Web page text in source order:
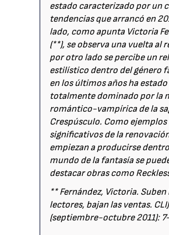
estado caracterizado por un
tendencias que arrancó en
lado, como apunta Victoria
(**), se observa una vuelta al
por otro lado se percibe un
estilístico dentro del género
en los últimos años ha estado
totalmente dominado por la
romántico-vampírica de la
Crespúsculo. Como ejemplos
significativos de la
empiezan a producirse
mundo de la fantasía se
destacar obras como
** Fernández, Victoria. Suben
lectores, bajan las ventas.
(septiembre-octubre 2011):